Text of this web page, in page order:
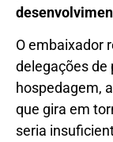
O embaixador
delegações de
hospedagem,
que gira em
seria